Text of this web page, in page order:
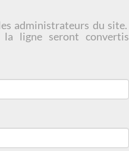
administrateurs du site.
ligne seront convertis